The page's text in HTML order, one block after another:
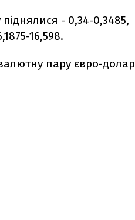
- 0,34-0,3485,
16,598.
пару євро-долар